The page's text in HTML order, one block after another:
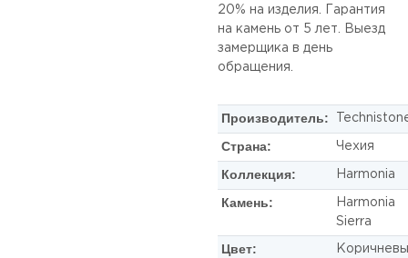
20% на изделия. Гарантия
на камень от 5 лет. Выезд
замерщика в день
обращения.
Производитель:
Страна: Чехия
Коллекция: Harmonia
Камень:
Harmonia
Sierra
Цвет: